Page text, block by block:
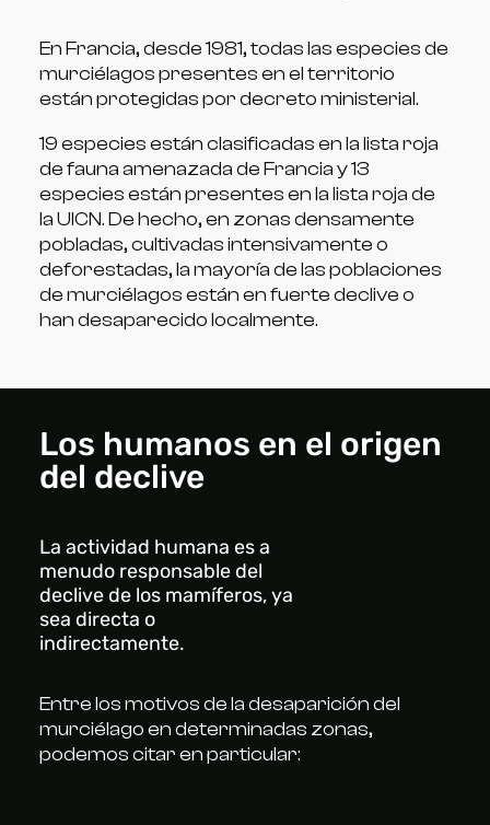
En Francia, desde 1981, todas las especies de
murciélagos presentes en el territorio
están protegidas por decreto ministerial.
19 especies están clasificadas en la lista roja
de fauna amenazada de Francia y 13
especies están presentes en la lista roja de
la UICN. De hecho, en zonas densamente
pobladas, cultivadas intensivamente o
deforestadas, la mayoría de las poblaciones
de murciélagos están en fuerte declive o
han desaparecido localmente.
Los humanos en el origen
del declive
La actividad humana es a
menudo responsable del
declive de los mamíferos, ya
sea directa o
indirectamente.
Entre los motivos de la desaparición del
murciélago en determinadas zonas,
podemos citar en particular: